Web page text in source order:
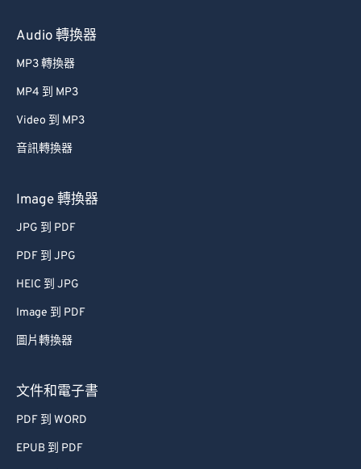
Audio 轉換器
MP3 轉換器
MP4 到 MP3
Video 到 MP3
音訊轉換器
Image 轉換器
JPG 到 PDF
PDF 到 JPG
HEIC 到 JPG
Image 到 PDF
圖片轉換器
文件和電子書
PDF 到 WORD
EPUB 到 PDF